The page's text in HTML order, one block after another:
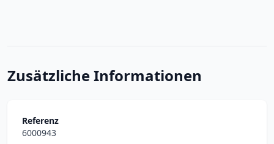
Zusätzliche Informationen
Referenz
6000943